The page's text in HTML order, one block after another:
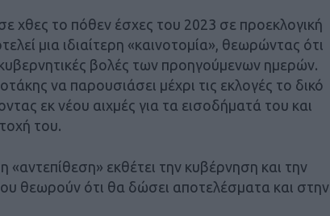
χθες το πόθεν έσχες του 2023 σε προεκλογική
μια ιδιαίτερη «καινοτομία», θεωρώντας ότι
βολές των προηγούμενων ημερών.
να παρουσιάσει μέχρι τις εκλογές το δικό
εκ νέου αιχμές για τα εισοδήματά του και
του.
εκθέτει την κυβέρνηση και την
θεωρούν ότι θα δώσει αποτελέσματα και στην